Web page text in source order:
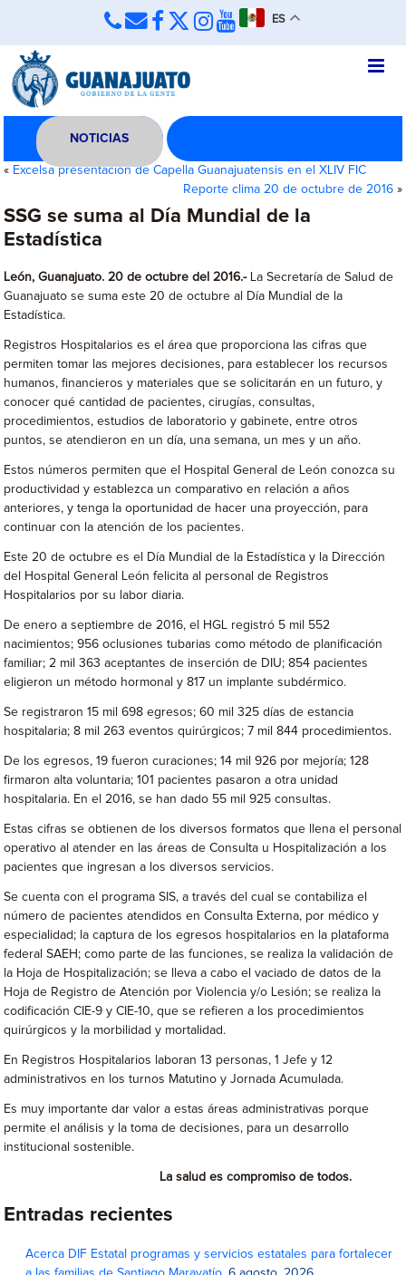
ES
NOTICIAS
« Excelsa presentación de Capella Guanajuatensis en el XLIV FIC
Reporte clima 20 de octubre de 2016»
SSG se suma al Día Mundial de la
Estadística
León, Guanajuato. 20 de octubre del 2016.-La Secretaría de Salud de
Guanajuato se suma este 20 de octubre al Día Mundial de la
Estadística.
Registros Hospitalarios es el área que proporciona las cifras que
permiten tomar las mejores decisiones, para establecer los recursos
humanos, financieros y materiales que se solicitarán en un futuro, y
conocer qué cantidad de pacientes, cirugías, consultas,
procedimientos, estudios de laboratorio y gabinete, entre otros
puntos, se atendieron en un día, una semana, un mes y un año.
Estos números permiten que el Hospital General de León conozca su
productividad y establezca un comparativo en relación a años
anteriores, y tenga la oportunidad de hacer una proyección, para
continuar con la atención de los pacientes.
Este 20 de octubre es el Día Mundial de la Estadística y la Dirección
del Hospital General León felicita al personal de Registros
Hospitalarios por su labor diaria.
De enero a septiembre de 2016, el HGL registró 5 mil 552
nacimientos; 956 oclusiones tubarias como método de planificación
familiar; 2 mil 363 aceptantes de inserción de DIU; 854 pacientes
eligieron un método hormonal y 817 un implante subdérmico.
Se registraron 15 mil 698 egresos; 60 mil 325 días de estancia
hospitalaria; 8 mil 263 eventos quirúrgicos; 7 mil 844 procedimientos.
De los egresos, 19 fueron curaciones; 14 mil 926 por mejoría; 128
firmaron alta voluntaria; 101 pacientes pasaron a otra unidad
hospitalaria. En el 2016, se han dado 55 mil 925 consultas.
Estas cifras se obtienen de los diversos formatos que llena el personal
operativo al atender en las áreas de Consulta u Hospitalización a los
pacientes que ingresan a los diversos servicios.
Se cuenta con el programa SIS, a través del cual se contabiliza el
número de pacientes atendidos en Consulta Externa, por médico y
especialidad; la captura de los egresos hospitalarios en la plataforma
federal SAEH; como parte de las funciones, se realiza la validación de
la Hoja de Hospitalización; se lleva a cabo el vaciado de datos de la
Hoja de Registro de Atención por Violencia y/o Lesión; se realiza la
codificación CIE-9 y CIE-10, que se refieren a los procedimientos
quirúrgicos y la morbilidad y mortalidad.
En Registros Hospitalarios laboran 13 personas, 1 Jefe y 12
administrativos en los turnos Matutino y Jornada Acumulada.
Es muy importante dar valor a estas áreas administrativas porque
permite el análisis y la toma de decisiones, para un desarrollo
institucional sostenible.
La salud es compromiso de todos.
Entradas recientes
Acerca DIF Estatal programas y servicios estatales para fortalecer